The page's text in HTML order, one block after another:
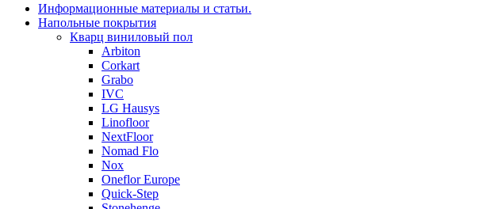
Информационные материалы и статьи.
Напольные покрытия
Кварц виниловый пол
Arbiton
Corkart
Grabo
IVC
LG Hausys
Linofloor
NextFloor
Nomad Flo
Nox
Oneflor Europe
Quick-Step